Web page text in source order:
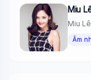
Miu
Miu
Âm